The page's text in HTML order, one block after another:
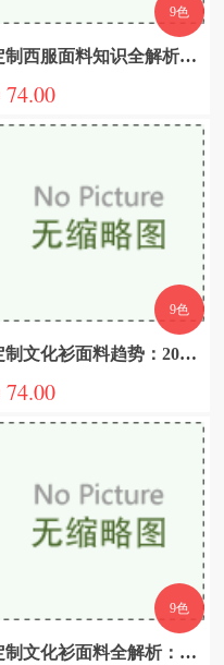
9色
定制西服面料知识全解析：面料种类与特性
74.00
9色
定制文化衫面料趋势：2025年创新与可持续方向
74.00
9色
定制文化衫面料全解析：从基础到进阶的选择指南